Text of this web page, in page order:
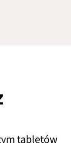
tabletów